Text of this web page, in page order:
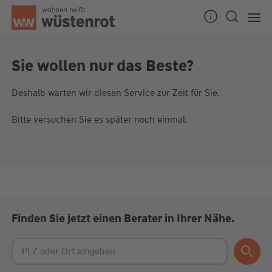
Seitenanfang
Sie wollen nur das Beste?
Deshalb warten wir diesen Service zur Zeit für Sie.
Bitte versuchen Sie es später noch einmal.
Finden Sie jetzt einen Berater in Ihrer Nähe.
Unsere Chatzeiten:
Fr: 9:00 Uhr - 18:00 Uhr